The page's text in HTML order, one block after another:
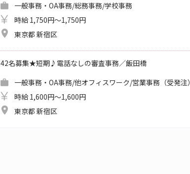
一般事務・OA事務/総務事務/学校事務
時給 1,750円～1,750円
東京都 新宿区
42名募集★短期♪電話なしの審査事務／飯田橋
一般事務・OA事務/他オフィスワーク/営業事務（受発注）
時給 1,600円～1,600円
東京都 新宿区